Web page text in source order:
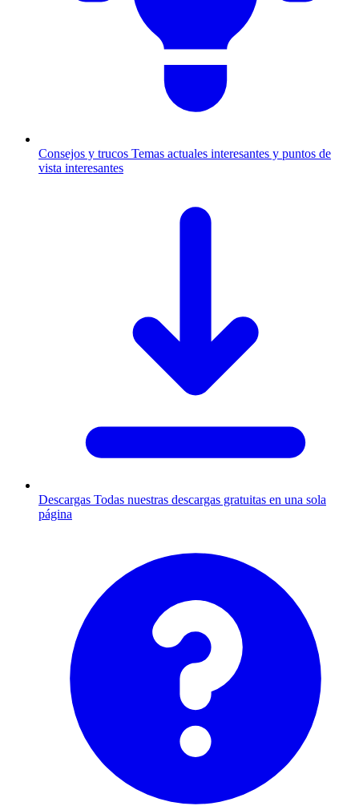
Consejos y trucos Temas actuales interesantes y puntos de
vista interesantes
Descargas Todas nuestras descargas gratuitas en una sola
página